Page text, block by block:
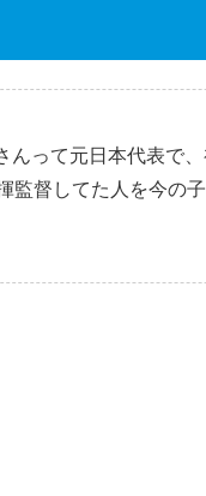
って元日本代表で
監督してた人を今の